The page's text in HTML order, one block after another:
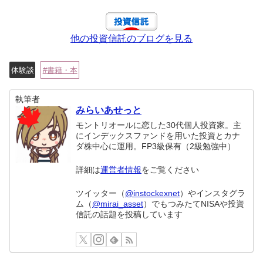
他の投資信託のブログを見る
体験談 書籍・本
執筆者
みらいあせっと
モントリオールに恋した30代個人投資家。主
にインデックスファンドを用いた投資とカナ
ダ株中心に運用。FP3級保有（2級勉強中）
詳細は運営者情報をご覧ください
ツイッター（@instockexnet）やインスタグラ
ム（@mirai_asset）でもつみたてNISAや投資
信託の話題を投稿しています